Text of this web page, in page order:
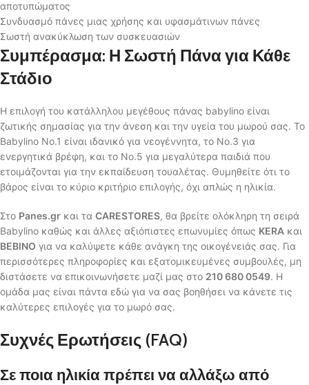
αποτυπώματος
Συνδυασμό πάνες μιας χρήσης και υφασμάτινων πάνες
Σωστή ανακύκλωση των συσκευασιών
Συμπέρασμα: Η Σωστή Πάνα για Κάθε
Στάδιο
Η επιλογή του κατάλληλου μεγέθους πάνας babylino είναι
ζωτικής σημασίας για την άνεση και την υγεία του μωρού σας. Το
Babylino No.1 είναι ιδανικό για νεογέννητα, το No.3 για
ενεργητικά βρέφη, και το No.5 για μεγαλύτερα παιδιά που
ετοιμάζονται για την εκπαίδευση τουαλέτας. Θυμηθείτε ότι το
βάρος είναι το κύριο κριτήριο επιλογής, όχι απλώς η ηλικία.
Στο Panes.gr και τα CARESTORES, θα βρείτε ολόκληρη τη σειρά
Babylino καθώς και άλλες αξιόπιστες επωνυμίες όπως KERA και
BEBINO για να καλύψετε κάθε ανάγκη της οικογένειάς σας. Για
περισσότερες πληροφορίες και εξατομικευμένες συμβουλές, μη
διστάσετε να επικοινωνήσετε μαζί μας στο 210 680 0549. Η
ομάδα μας είναι πάντα εδώ για να σας βοηθήσει να κάνετε τις
καλύτερες επιλογές για το μωρό σας.
Συχνές Ερωτήσεις (FAQ)
Σε ποια ηλικία πρέπει να αλλάξω από